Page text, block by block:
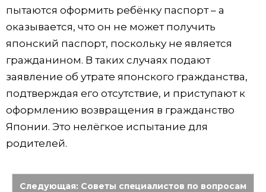
пытаются оформить ребёнку паспорт – а
оказывается, что он не может получить
японский паспорт, поскольку не является
гражданином. В таких случаях подают
заявление об утрате японского гражданства,
подтверждая его отсутствие, и приступают к
оформлению возвращения в гражданство
Японии. Это нелёгкое испытание для
родителей.
Следующая: Советы специалистов по вопросам